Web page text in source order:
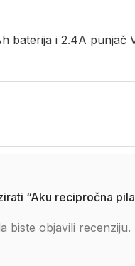
baterija i 2.4A punjač
“Aku recipročna
biste objavili recenziju.